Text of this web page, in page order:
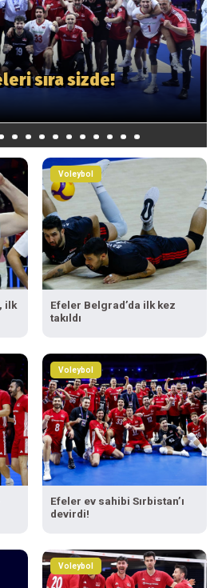
şimdi de Avrupa
oynayacak
6 7 9 101112131415T
Voleybol
Efeler Belgrad’da ilk kez
Voleybol
Efeler ev sahibi Sırbistan’ı
Voleybol